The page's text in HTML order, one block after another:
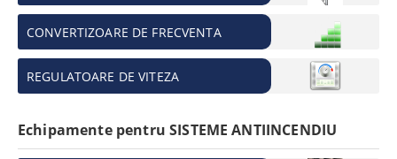
CONVERTIZOARE DE FRECVENTA
REGULATOARE DE VITEZA
Echipamente pentru SISTEME ANTIINCENDIU